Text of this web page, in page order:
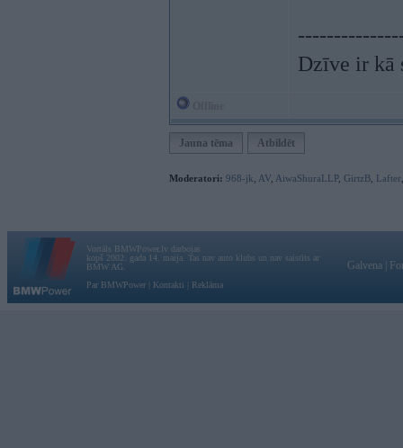
Dzīve ir kā
Jauna tēma Atbildēt
Moderatori: 968-jk AV AiwaShuraLLP, GirtzB Lafter
Vortāls BMWPower.lv darbojas
kopš 2002. gada 14. maija. Tas nav auto klubs un nav saistīts ar
BMW AG.
Par BMWPower
Kontakti Reklāma
Galvena